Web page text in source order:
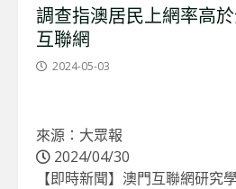
調查指澳居民上網率高
互聯網
2024-05-03
來源：大眾報
2024/04/30
【即時新聞】澳門互聯網研究